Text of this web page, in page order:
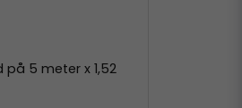
5 meter x 1,52